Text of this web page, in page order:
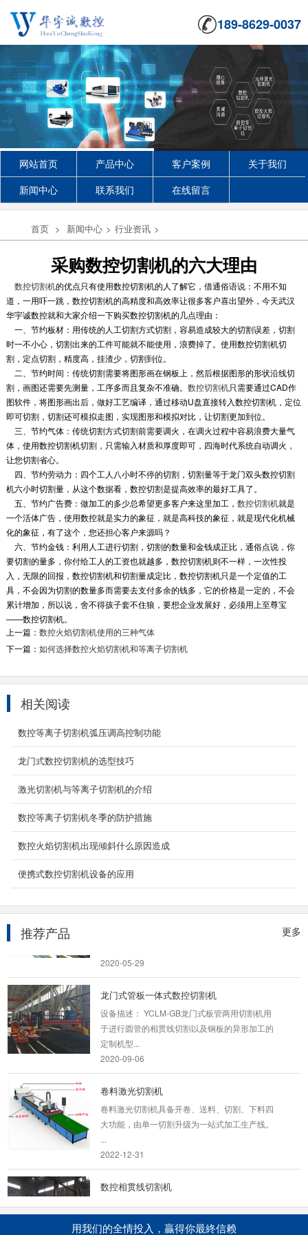
189-8629-0037
网站首页 产品中心 客户案例
关于我们
新闻中心
联系我们 在线留言
首页 > 新闻中心 > 行业资讯 >
采购数控切割机的六大理由
数控切割机的优点只有使用数控切割机的人了解它，借通俗语说：不用不知
道，一用吓一跳，数控切割机的高精度和高效率让很多客户喜出望外，今天武汉
华宇诚数控就和大家介绍一下购买数控切割机的几点理由：
一、节约板材：用传统的人工切割方式切割，容易造成较大的切割误差，切割
时一不小心，切割出来的工件可能就不能使用，浪费掉了。使用数控切割机切
割，定点切割，精度高，挂渣少，切割到位。
二、节约时间：传统切割需要将图形画在钢板上，然后根据图形的形状沿线切
割，画图还需要先测量，工序多而且复杂不准确。 数控切割机只需要通过CAD作
图软件，将图形画出后，做好工艺编译，通过移动U盘直接转入数控切割机，定位
即可切割，切割还可模拟走图，实现图形和模拟对比，让切割更加到位。
三、节约气体：传统切割方式切割前需要调火，在调火过程中容易浪费大量气
体，使用数控切割机切割，只需输入材质和厚度即可，四海时代系统自动调火，
让您切割省心。
四、节约劳动力：四个工人八小时不停的切割，切割量等于龙门双头数控切割
机六小时切割量，从这个数据看，数控切割是提高效率的最好工具了。
五、节约广告费：做加工的多少总希望更多客户来这里加工， 数控切割机就是
一个活体广告，使用数控就是实力的象征，就是高科技的象征，就是现代化机械
化的象征，有了这个，您还担心客户来源吗？
六、节约金钱：利用人工进行切割，切割的数量和金钱成正比，通俗点说，你
要切割的量多，你付给工人的工资也就越多，数控切割机则不一样，一次性投
入，无限的回报，数控切割机和切割量成定比，数控切割机只是一个定值的工
具，不会因为切割的数量多而需要去支付多余的钱多，它的价格是一定的，不会
累计增加，所以说，舍不得孩子套不住狼，要想企业发展好，必须用上至尊宝
——数控切割机。
上一篇： 数控火焰切割机使用的三种气体
下一篇： 如何选择数控火焰切割机和等离子切割机
相关阅读
数控等离子切割机弧压调高控制功能
龙门式数控切割机的选型技巧
激光切割机与等离子切割机的介绍
数控等离子切割机冬季的防护措施
数控火焰切割机出现倾斜什么原因造成
便携式数控切割机设备的应用
更多
推荐产品
机-全自动数控型钢机-型钢数控切割机-H型钢数
2022-03-19
数控龙门火焰等离子切割机
YCLM-4000数控龙门火焰等离子切割机-龙门式
数控等离子火焰两用切割机本机型主要应用于
中、大幅面板...
2021-08-08
设备描述： YC-XGX五轴四联动相贯线切割机(5
2020-05-29
龙门式管板一体式数控切割机
设备描述： YCLM-GB龙门式板管两用切割机用
于进行圆管的相贯线切割以及钢板的异形加工的
定制机型...
2020-09-06
卷料激光切割机
卷料激光切割机具备开卷、送料、切割、下料四
大功能，由单一切割升级为一站式加工生产线。
2022-12-31
数控相贯线切割机
机电机驱动,八轴或二轴动。可实现坡口和无坡口
管道接口的...
用我们的全情投入，贏得你最終信赖